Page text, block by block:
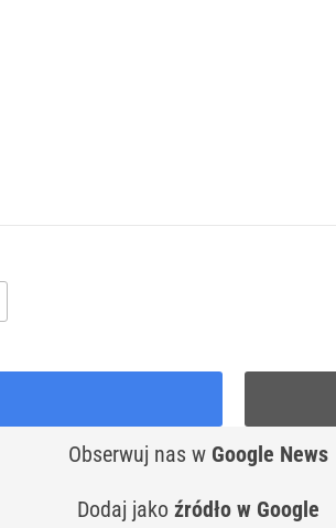
Obserwuj nas w Google News
Dodaj jako źródło w Google